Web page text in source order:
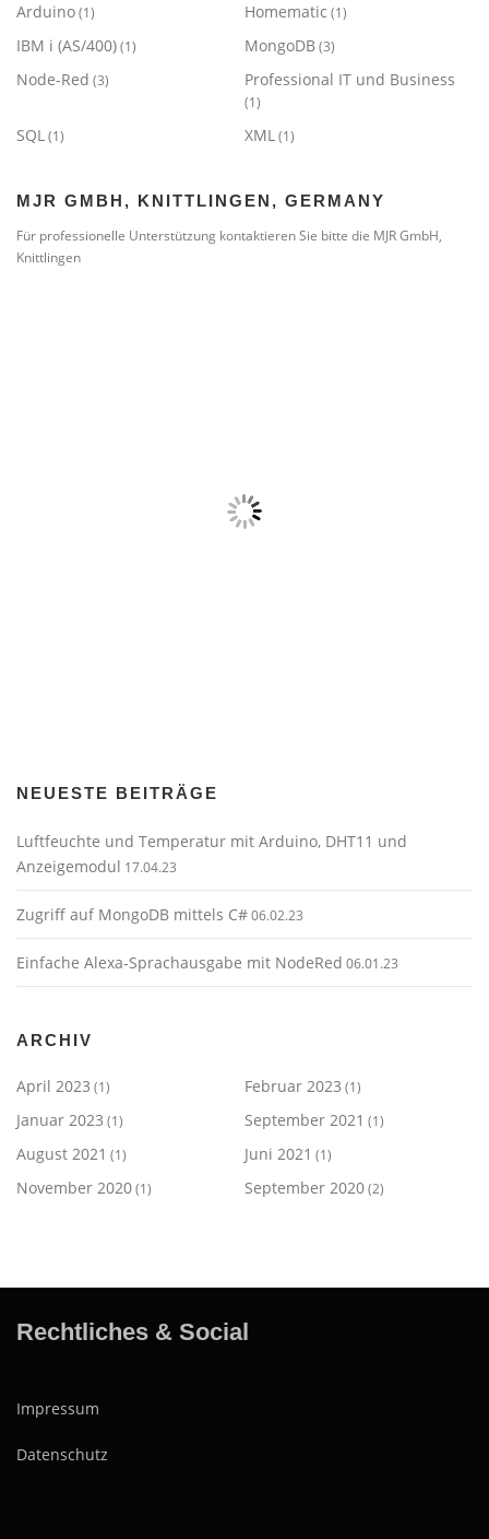
Arduino(1) Homematic (1)
IBM i (AS/400)(1) MongoDB(3)
Node-Red (3) Professional IT und Business
(1)
SQL(1) XML(1)
MJR GMBH, KNITTLINGEN, GERMANY
Für professionelle Unterstützung kontaktieren Sie bitte die MJR GmbH,
Knittlingen
NEUESTE BEITRÄGE
Luftfeuchte und Temperatur mit Arduino, DHT11 und
Anzeigemodul 17.04.23
Zugriff auf MongoDB mittels C#06.02.23
Einfache Alexa-Sprachausgabe mit NodeRed 06.01.23
ARCHIV
April 2023 (1) Februar 2023 (1)
Januar 2023 (1) September 2021 (1)
August 2021 (1) Juni 2021 (1)
November 2020(1) September 2020(2)
Rechtliches & Social
Impressum
Datenschutz